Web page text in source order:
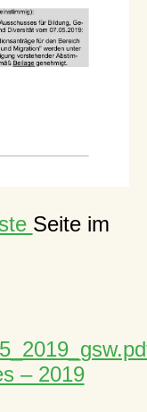
Seite im
– 2019